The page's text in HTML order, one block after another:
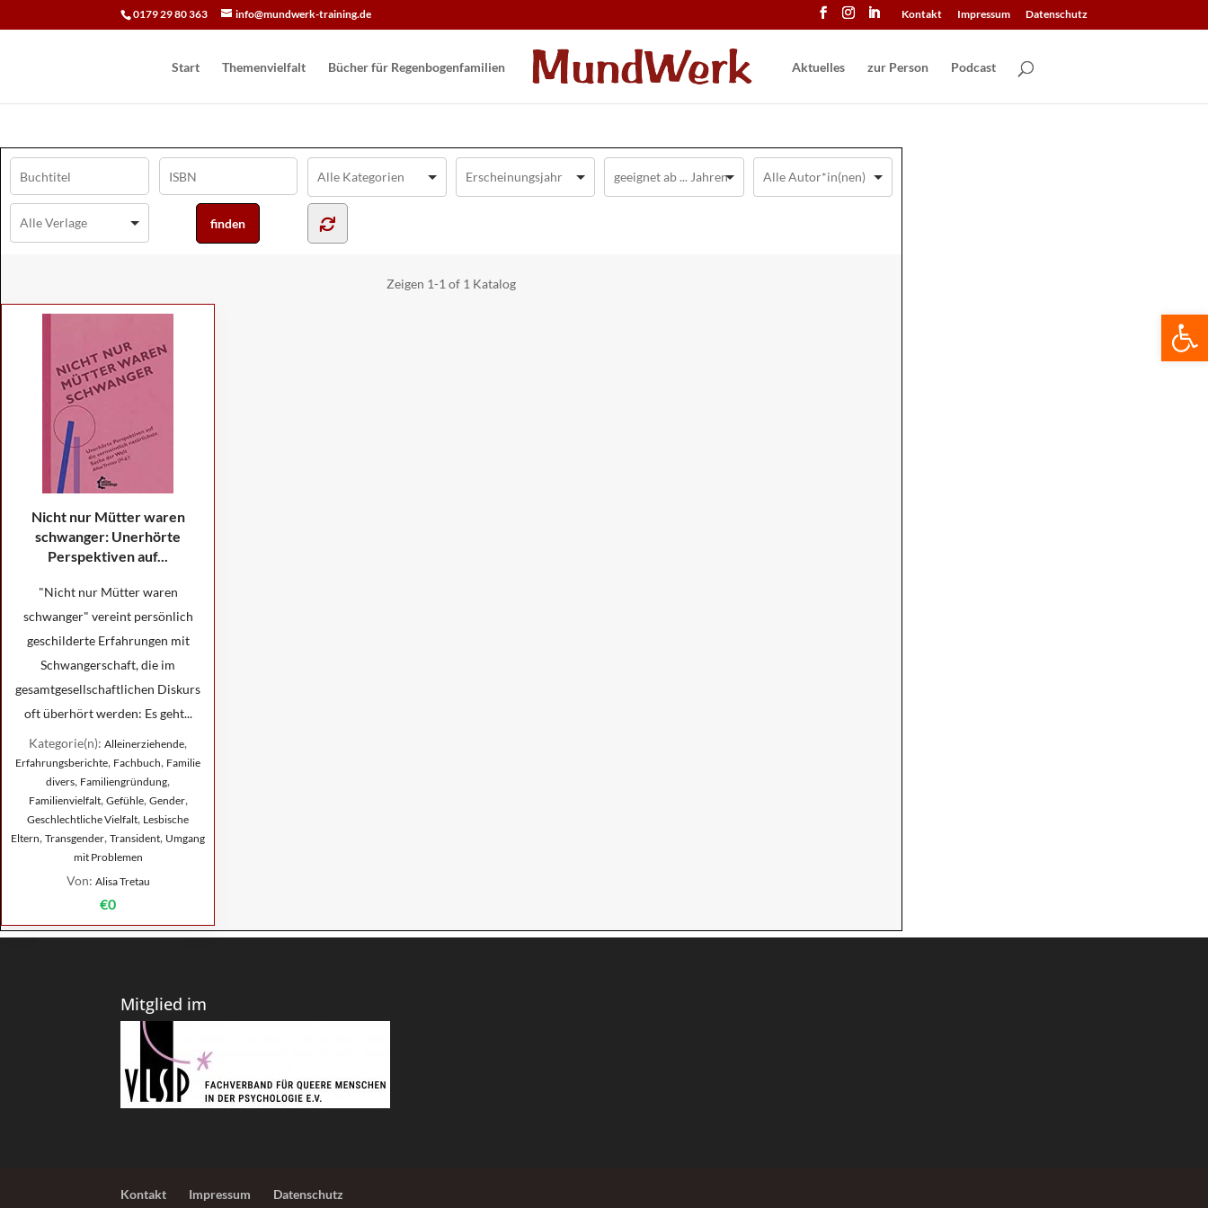
0179 29 80 363 info@mundwerk-training.de Kontakt Impressum Datenschutz
Start Themenvielfalt Bücher für Regen­bogen­familien Aktuelles zur Person Podcast
Zeigen 1-1 of 1 Katalog
Nicht nur Mütter waren
schwanger: Unerhörte
Perspektiven auf...
"Nicht nur Mütter waren
schwanger" vereint persönlich
geschilderte Erfahrungen mit
Schwangerschaft, die im
gesamtgesellschaftlichen Diskurs
oft überhört werden: Es geht...
Kategorie(n): Alleinerziehende,
Erfahrungsberichte, Fachbuch, Familie
divers, Familiengründung,
Familienvielfalt, Gefühle, Gender,
Geschlechtliche Vielfalt, Lesbische
Eltern, Transgender, Transident, Umgang
mit Problemen
Von: Alisa Tretau
€0
Mitglied im
Kontakt Impressum Datenschutz